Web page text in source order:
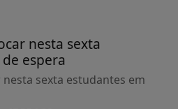
nesta sexta
espera
nesta sexta estudantes em